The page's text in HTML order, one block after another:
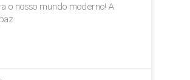
o nosso mundo moderno! A